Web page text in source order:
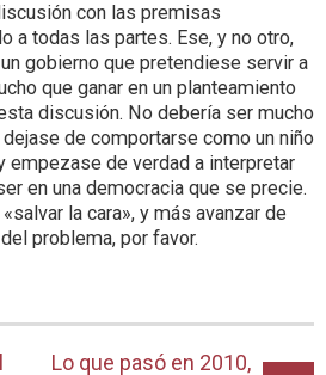
con las premisas
a todas las partes. Ese, y no otro,
gobierno que pretendiese servir a
que ganar en un planteamiento
discusión. No debería ser mucho
de comportarse como un niño
empezase de verdad a interpretar
en una democracia que se precie.
la cara», y más avanzar de
problema, por favor.
Lo que pasó en 2010,